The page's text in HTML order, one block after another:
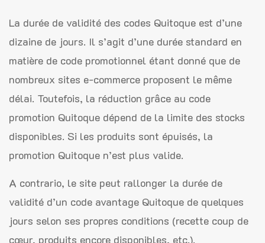
La durée de validité des codes Quitoque est d’une
dizaine de jours. Il s’agit d’une durée standard en
matière de code promotionnel étant donné que de
nombreux sites e-commerce proposent le même
délai. Toutefois, la réduction grâce au code
promotion Quitoque dépend de la limite des stocks
disponibles. Si les produits sont épuisés, la
promotion Quitoque n’est plus valide.
A contrario, le site peut rallonger la durée de
validité d’un code avantage Quitoque de quelques
jours selon ses propres conditions (recette coup de
cœur, produits encore disponibles, etc.).